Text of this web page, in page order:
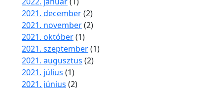
2021. december(2)
2021. november(2)
2021. október(1)
2021. szeptember(1)
2021. augusztus (2)
2021. július (1)
2021. június (2)